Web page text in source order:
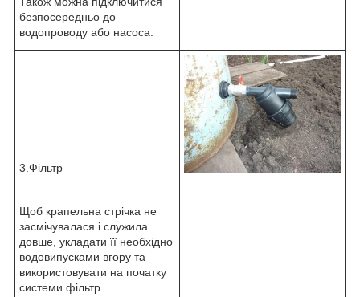
безпосередньо до
водопроводу або насоса.
3.Фільтр
Щоб крапельна стрічка не
засмічувалася і служила
довше, укладати її необхідно
водовипусками вгору та
використовувати на початку
системи фільтр.